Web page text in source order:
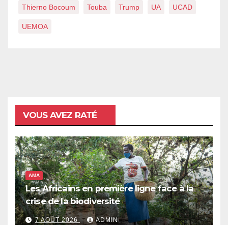
Thierno Bocoum Touba Trump UA UCAD
UEMOA
VOUS AVEZ RATÉ
AMA
Les Africains en première ligne face à la
crise de la biodiversité
7 AOÛT 2026 ADMIN